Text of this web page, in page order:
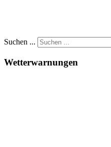
Suchen ...
Wetterwarnungen